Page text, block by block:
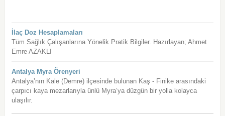
İlaç Doz Hesaplamaları
Tüm Sağlık Çalışanlarına Yönelik Pratik Bilgiler. Hazırlayan; Ahmet
Emre AZAKLI
Antalya Myra Örenyeri
Antalya’nın Kale (Demre) ilçesinde bulunan Kaş - Finike arasındaki
çarpıcı kaya mezarlarıyla ünlü Myra’ya düzgün bir yolla kolayca
ulaşılır.